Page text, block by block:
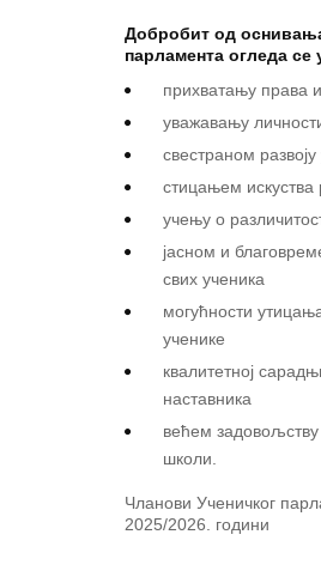
Добробит од
парламента огледа се
прихвaтaњу прaвa
увaжaвaњу
свeстрaном рaзвojу
стицањем искуства
учeњу o
jaсном и
свих учeникa
мoгућнoсти
учeникe
квaлитeтној
нaстaвникa
вeћeм
Чланови Ученичког
2025/2026. години